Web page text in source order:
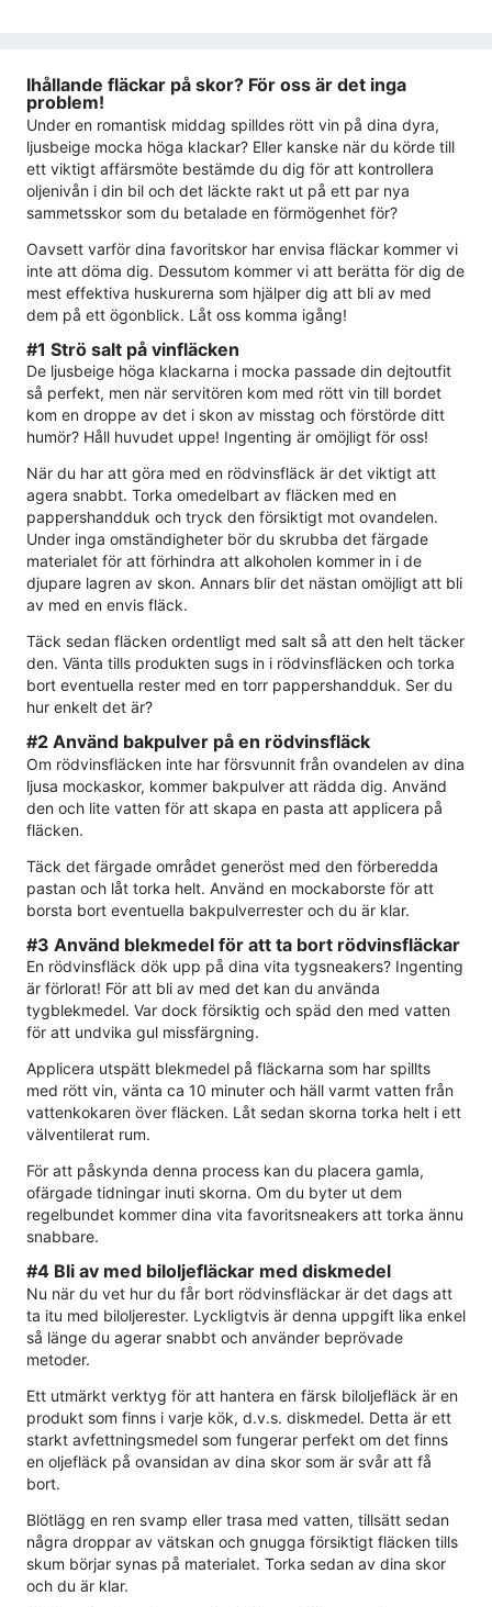
Ihållande fläckar på skor? För oss är det inga
problem!
Under en romantisk middag spilldes rött vin på dina dyra,
ljusbeige mocka höga klackar? Eller kanske när du körde till
ett viktigt affärsmöte bestämde du dig för att kontrollera
oljenivån i din bil och det läckte rakt ut på ett par nya
sammetsskor som du betalade en förmögenhet för?
Oavsett varför dina favoritskor har envisa fläckar kommer vi
inte att döma dig. Dessutom kommer vi att berätta för dig de
mest effektiva huskurerna som hjälper dig att bli av med
dem på ett ögonblick. Låt oss komma igång!
#1 Strö salt på vinfläcken
De ljusbeige höga klackarna i mocka passade din dejtoutfit
så perfekt, men när servitören kom med rött vin till bordet
kom en droppe av det i skon av misstag och förstörde ditt
humör? Håll huvudet uppe! Ingenting är omöjligt för oss!
När du har att göra med en rödvinsfläck är det viktigt att
agera snabbt. Torka omedelbart av fläcken med en
pappershandduk och tryck den försiktigt mot ovandelen.
Under inga omständigheter bör du skrubba det färgade
materialet för att förhindra att alkoholen kommer in i de
djupare lagren av skon. Annars blir det nästan omöjligt att bli
av med en envis fläck.
Täck sedan fläcken ordentligt med salt så att den helt täcker
den. Vänta tills produkten sugs in i rödvinsfläcken och torka
bort eventuella rester med en torr pappershandduk. Ser du
hur enkelt det är?
#2 Använd bakpulver på en rödvinsfläck
Om rödvinsfläcken inte har försvunnit från ovandelen av dina
ljusa mockaskor, kommer bakpulver att rädda dig. Använd
den och lite vatten för att skapa en pasta att applicera på
fläcken.
Täck det färgade området generöst med den förberedda
pastan och låt torka helt. Använd en mockaborste för att
borsta bort eventuella bakpulverrester och du är klar.
#3 Använd blekmedel för att ta bort rödvinsfläckar
En rödvinsfläck dök upp på dina vita tygsneakers? Ingenting
är förlorat! För att bli av med det kan du använda
tygblekmedel. Var dock försiktig och späd den med vatten
för att undvika gul missfärgning.
Applicera utspätt blekmedel på fläckarna som har spillts
med rött vin, vänta ca 10 minuter och häll varmt vatten från
vattenkokaren över fläcken. Låt sedan skorna torka helt i ett
välventilerat rum.
För att påskynda denna process kan du placera gamla,
ofärgade tidningar inuti skorna. Om du byter ut dem
regelbundet kommer dina vita favoritsneakers att torka ännu
snabbare.
#4 Bli av med biloljefläckar med diskmedel
Nu när du vet hur du får bort rödvinsfläckar är det dags att
ta itu med biloljerester. Lyckligtvis är denna uppgift lika enkel
så länge du agerar snabbt och använder beprövade
metoder.
Ett utmärkt verktyg för att hantera en färsk biloljefläck är en
produkt som finns i varje kök, d.v.s. diskmedel. Detta är ett
starkt avfettningsmedel som fungerar perfekt om det finns
en oljefläck på ovansidan av dina skor som är svår att få
bort.
Blötlägg en ren svamp eller trasa med vatten, tillsätt sedan
några droppar av vätskan och gnugga försiktigt fläcken tills
skum börjar synas på materialet. Torka sedan av dina skor
och du är klar.